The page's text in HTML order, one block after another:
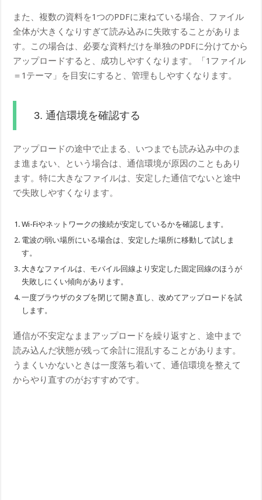
また、複数の資料を1つのPDFに束ねている場合、ファイル
全体が大きくなりすぎて読み込みに失敗することがありま
す。この場合は、必要な資料だけを単独のPDFに分けてから
アップロードすると、成功しやすくなります。「1ファイル
＝1テーマ」を目安にすると、管理もしやすくなります。
3. 通信環境を確認する
アップロードの途中で止まる、いつまでも読み込み中のま
ま進まない、という場合は、通信環境が原因のこともあり
ます。特に大きなファイルは、安定した通信でないと途中
で失敗しやすくなります。
Wi-Fiやネットワークの接続が安定しているかを確認します。
電波の弱い場所にいる場合は、安定した場所に移動して試しま
す。
大きなファイルは、モバイル回線より安定した固定回線のほうが
失敗しにくい傾向があります。
一度ブラウザのタブを閉じて開き直し、改めてアップロードを試
します。
通信が不安定なままアップロードを繰り返すと、途中まで
読み込んだ状態が残って余計に混乱することがあります。
うまくいかないときは一度落ち着いて、通信環境を整えて
からやり直すのがおすすめです。